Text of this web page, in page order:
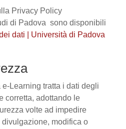
Privacy Policy
di Padova sono disponibili
dati | Università di Padova
e-Learning tratta i dati degli
corretta, adottando le
volte ad impedire
modifica o